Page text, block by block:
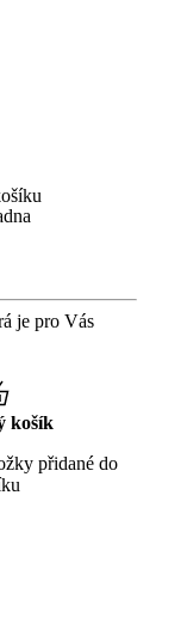
cena košíku
je pro Vás
košík
přidané do